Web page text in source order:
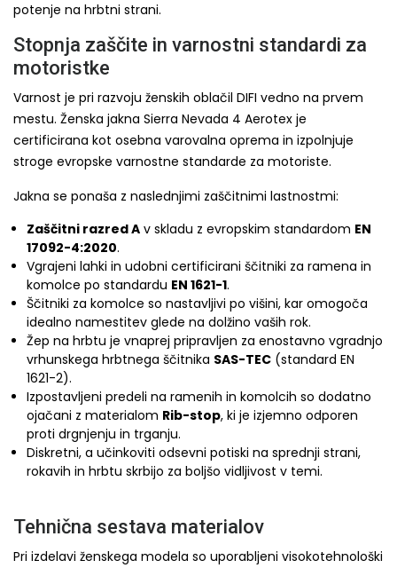
potenje na hrbtni strani.
Stopnja zaščite in varnostni standardi za
motoristke
Varnost je pri razvoju ženskih oblačil DIFI vedno na prvem
mestu. Ženska jakna Sierra Nevada 4 Aerotex je
certificirana kot osebna varovalna oprema in izpolnjuje
stroge evropske varnostne standarde za motoriste.
Jakna se ponaša z naslednjimi zaščitnimi lastnostmi:
Zaščitni razred A v skladu z evropskim standardom EN
17092-4:2020.
Vgrajeni lahki in udobni certificirani ščitniki za ramena in
komolce po standardu EN 1621-1.
Ščitniki za komolce so nastavljivi po višini, kar omogoča
idealno namestitev glede na dolžino vaših rok.
Žep na hrbtu je vnaprej pripravljen za enostavno vgradnjo
vrhunskega hrbtnega ščitnika SAS-TEC (standard EN
1621-2).
Izpostavljeni predeli na ramenih in komolcih so dodatno
ojačani z materialom Rib-stop, ki je izjemno odporen
proti drgnjenju in trganju.
Diskretni, a učinkoviti odsevni potiski na sprednji strani,
rokavih in hrbtu skrbijo za boljšo vidljivost v temi.
Tehnična sestava materialov
Pri izdelavi ženskega modela so uporabljeni visokotehnološki